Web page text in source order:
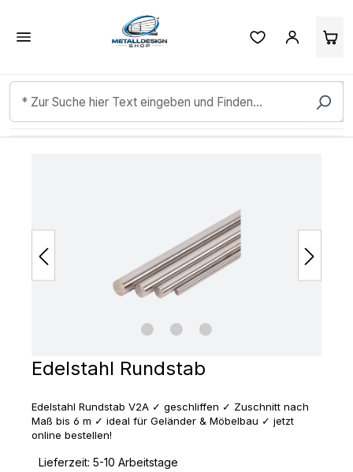
Zum Hauptinhalt springen
Edelstahl Rundstab
Edelstahl Rundstab V2A ✓ geschliffen ✓ Zuschnitt nach
Maß bis 6 m ✓ ideal für Geländer & Möbelbau ✓ jetzt
online bestellen!
Lieferzeit: 5-10 Arbeitstage